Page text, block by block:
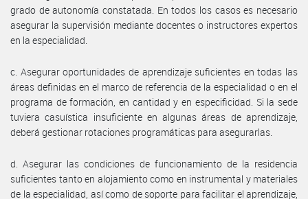
grado de autonomía constatada. En todos los casos es necesario
asegurar la supervisión mediante docentes o instructores expertos
en la especialidad.
c. Asegurar oportunidades de aprendizaje suficientes en todas las
áreas definidas en el marco de referencia de la especialidad o en el
programa de formación, en cantidad y en especificidad. Si la sede
tuviera casuística insuficiente en algunas áreas de aprendizaje,
deberá gestionar rotaciones programáticas para asegurarlas.
d. Asegurar las condiciones de funcionamiento de la residencia
suficientes tanto en alojamiento como en instrumental y materiales
de la especialidad, así como de soporte para facilitar el aprendizaje,